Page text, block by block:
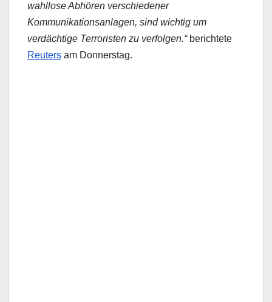
wahllose Abhören verschiedener
Kommunikationsanlagen, sind wichtig um
verdächtige Terroristen zu verfolgen.“berichtete
Reuters am Donnerstag.